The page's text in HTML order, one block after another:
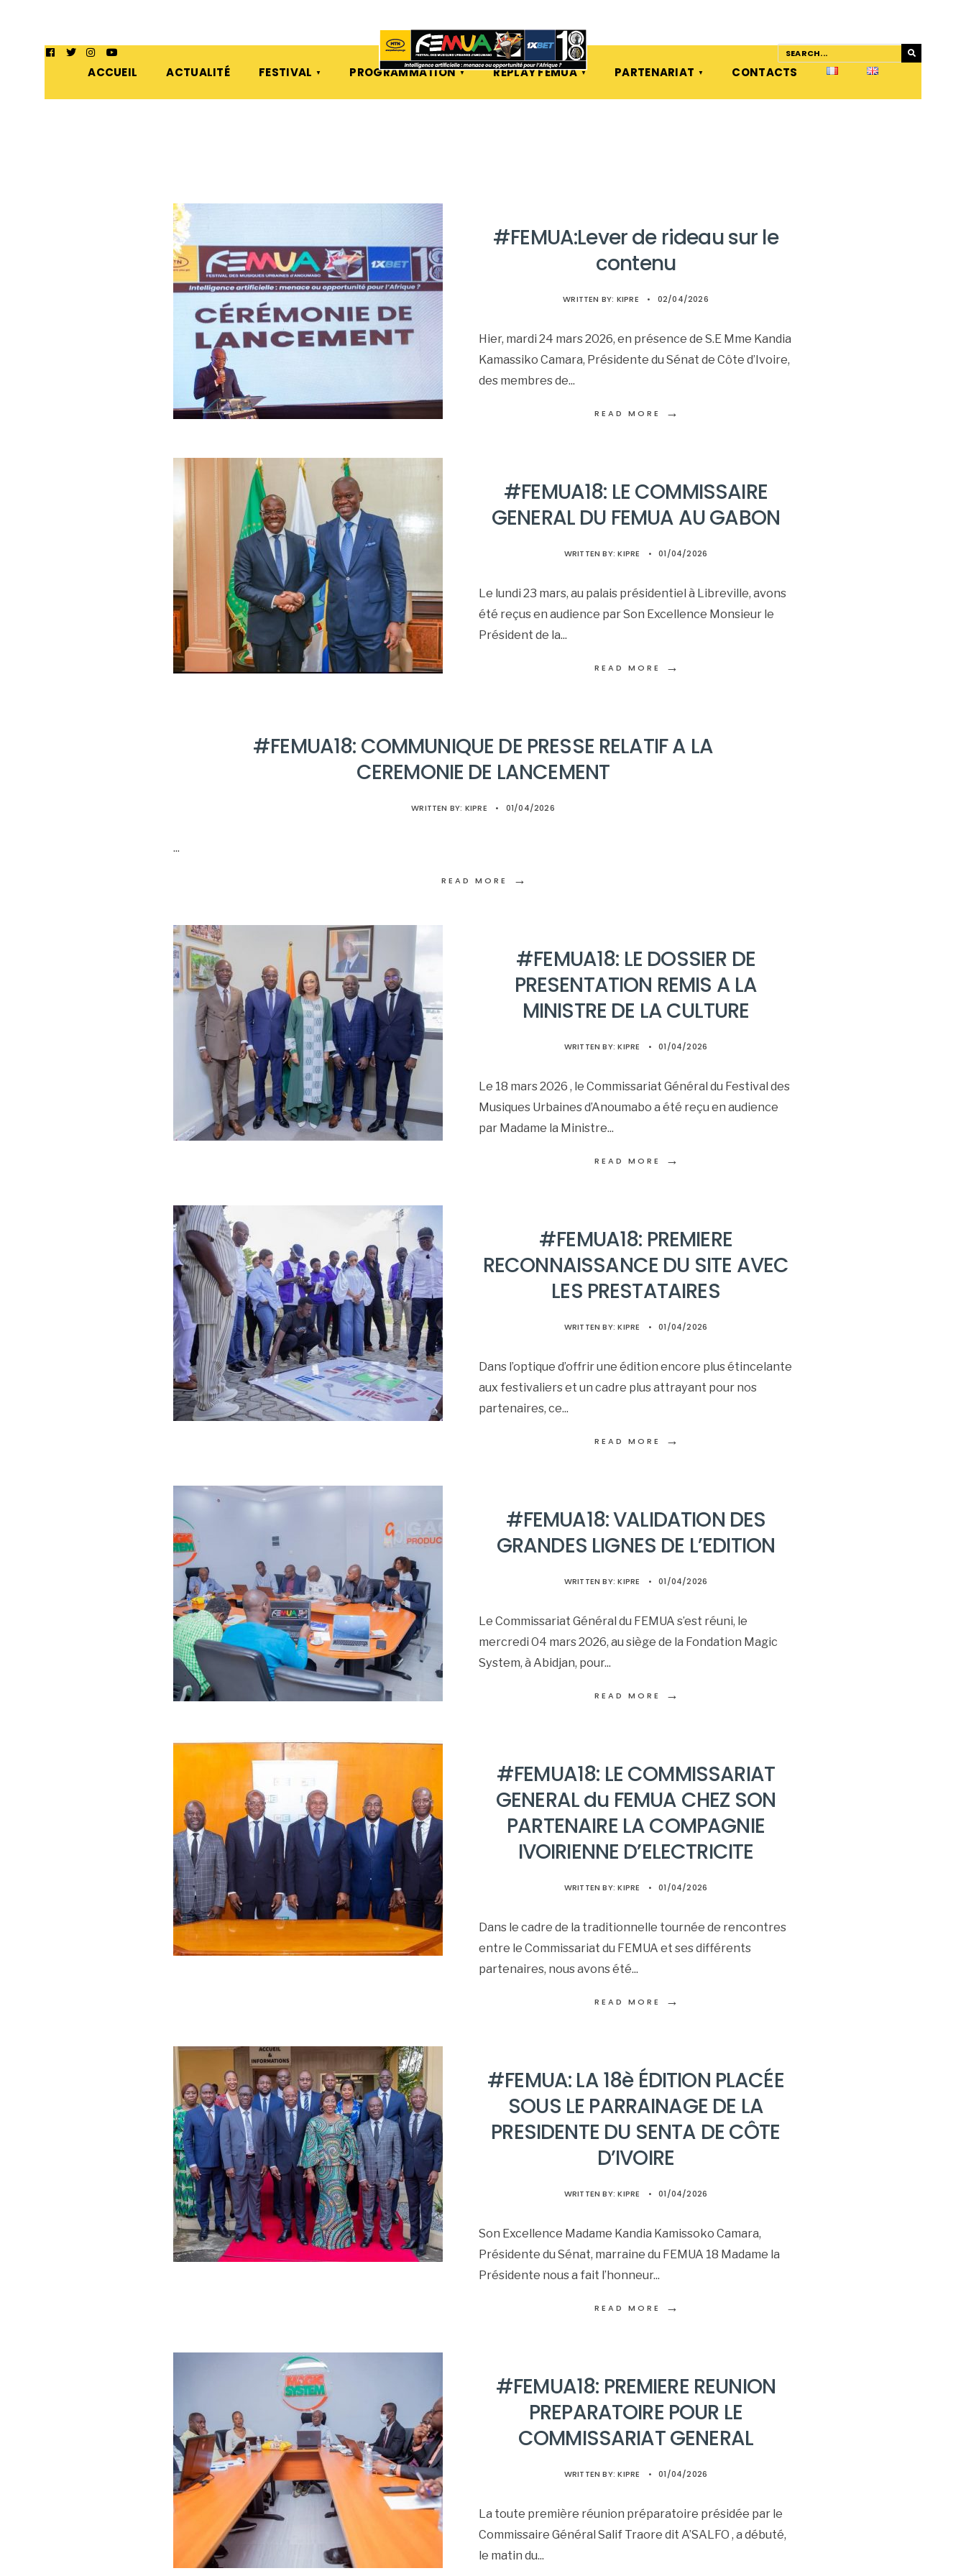
ACCUEIL ACTUALITÉ FESTIVAL PROGRAMMATION REPLAY FEMUA PARTENARIAT CONTACTS
#FEMUA:Lever de rideau sur le
contenu
WRITTEN BY: KIPRE • 02/04/2026
Hier, mardi 24 mars 2026, en présence de S.E Mme Kandia
Kamassiko Camara, Présidente du Sénat de Côte d’Ivoire,
des membres de...
READ MORE →
#FEMUA18: LE COMMISSAIRE
GENERAL DU FEMUA AU GABON
WRITTEN BY:KIPRE • 01/04/2026
Le lundi 23 mars, au palais présidentiel à Libreville, avons
été reçus en audience par Son Excellence Monsieur le
Président de la...
READ MORE →
#FEMUA18: COMMUNIQUE DE PRESSE RELATIF A LA
CEREMONIE DE LANCEMENT
WRITTEN BY: KIPRE • 01/04/2026
...
READ MORE →
#FEMUA18: LE DOSSIER DE
PRESENTATION REMIS A LA
MINISTRE DE LA CULTURE
WRITTEN BY:KIPRE • 01/04/2026
Le 18 mars 2026 , le Commissariat Général du Festival des
Musiques Urbaines d’Anoumabo a été reçu en audience
par Madame la Ministre...
READ MORE →
#FEMUA18: PREMIERE
RECONNAISSANCE DU SITE AVEC
LES PRESTATAIRES
WRITTEN BY:KIPRE • 01/04/2026
Dans l’optique d’offrir une édition encore plus étincelante
aux festivaliers et un cadre plus attrayant pour nos
partenaires, ce...
READ MORE →
#FEMUA18: VALIDATION DES
GRANDES LIGNES DE L’EDITION
WRITTEN BY:KIPRE • 01/04/2026
Le Commissariat Général du FEMUA s’est réuni, le
mercredi 04 mars 2026, au siège de la Fondation Magic
System, à Abidjan, pour...
READ MORE →
#FEMUA18: LE COMMISSARIAT
GENERAL du FEMUA CHEZ SON
PARTENAIRE LA COMPAGNIE
IVOIRIENNE D’ELECTRICITE
WRITTEN BY:KIPRE • 01/04/2026
Dans le cadre de la traditionnelle tournée de rencontres
entre le Commissariat du FEMUA et ses différents
partenaires, nous avons été...
READ MORE →
#FEMUA: LA 18è ÉDITION PLACÉE
SOUS LE PARRAINAGE DE LA
PRESIDENTE DU SENTA DE CÔTE
D’IVOIRE
WRITTEN BY:KIPRE • 01/04/2026
Son Excellence Madame Kandia Kamissoko Camara,
Présidente du Sénat, marraine du FEMUA 18 Madame la
Présidente nous a fait l’honneur...
READ MORE →
#FEMUA18: PREMIERE REUNION
PREPARATOIRE POUR LE
COMMISSARIAT GENERAL
WRITTEN BY:KIPRE • 01/04/2026
La toute première réunion préparatoire présidée par le
Commissaire Général Salif Traore dit A’SALFO , a débuté,
le matin du...